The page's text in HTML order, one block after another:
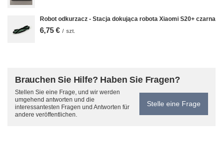
Robot odkurzacz - Stacja dokująca robota Xiaomi S20+ czarna
6,75 € / szt.
Brauchen Sie Hilfe? Haben Sie Fragen?
Stellen Sie eine Frage, und wir werden
umgehend antworten und die
interessantesten Fragen und Antworten für
andere veröffentlichen.
Stelle eine Frage